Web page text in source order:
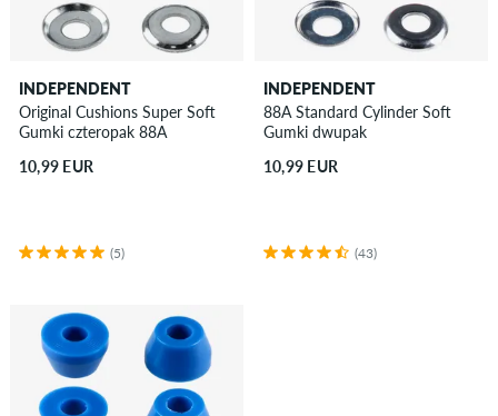
INDEPENDENT
Original Cushions Super Soft
Gumki czteropak 88A
10,99 EUR
(5)
INDEPENDENT
88A Standard Cylinder Soft
Gumki dwupak
10,99 EUR
(43)